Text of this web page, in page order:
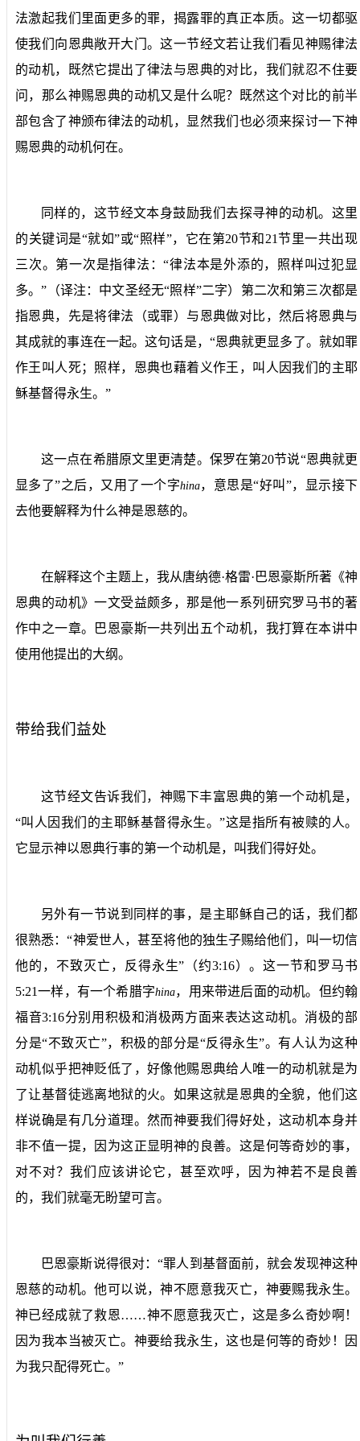
法激起我们里面更多的罪，揭露罪的真正本质。这一切都驱
使我们向恩典敞开大门。这一节经文若让我们看见神赐律法
的动机，既然它提出了律法与恩典的对比，我们就忍不住要
问，那么神赐恩典的动机又是什么呢？既然这个对比的前半
部包含了神颁布律法的动机，显然我们也必须来探讨一下神
赐恩典的动机何在。
同样的，这节经文本身鼓励我们去探寻神的动机。这里
的关键词是“就如”或“照样”，它在第20节和 21节里一共出现
三次。第一次是指律法：“律法本是外添的，照样叫过犯显
多。”（译注：中文圣经无“照样”二字）第二次和第三次都是
指恩典，先是将律法（或罪）与恩典做对比，然后将恩典与
其成就的事连在一起。这句话是，“恩典就更显多了。就如罪
作王叫人死；照样，恩典也藉着义作王，叫人因我们的主耶
稣基督得永生。”
这一点在希腊原文里更清楚。保罗在第20节说“恩典就更
显多了”之后，又用了一个字hina，意思是“好叫”，显示接下
去他要解释为什么神是恩慈的。
在解释这个主题上，我从唐纳德·格雷·巴恩豪斯所著《神
恩典的动机》一文受益颇多，那是他一系列研究罗马书的著
作中之一章。巴恩豪斯一共列出五个动机，我打算在本讲中
使用他提出的大纲。
带给我们益处
这节经文告诉我们，神赐下丰富恩典的第一个动机是，
“叫人因我们的主耶稣基督得永生。”这是指所有被赎的人。
它显示神以恩典行事的第一个动机是，叫我们得好处。
另外有一节说到同样的事，是主耶稣自己的话，我们都
很熟悉：“神爱世人，甚至将他的独生子赐给他们，叫一切信
他的，不致灭亡，反得永生”（约3:16）。这一节和罗马书
5:21一样，有一个希腊字hina，用来带进后面的动机。但约翰
福音3:16分别用积极和消极两方面来表达这动机。消极的部
分是“不致灭亡”，积极的部分是“反得永生”。有人认为这种
动机似乎把神贬低了，好像他赐恩典给人唯一的动机就是为
了让基督徒逃离地狱的火。如果这就是恩典的全貌，他们这
样说确是有几分道理。然而神要我们得好处，这动机本身并
非不值一提，因为这正显明神的良善。这是何等奇妙的事，
对不对？我们应该讲论它，甚至欢呼，因为神若不是良善
的，我们就毫无盼望可言。
巴恩豪斯说得很对：“罪人到基督面前，就会发现神这种
恩慈的动机。他可以说，神不愿意我灭亡，神要赐我永生。
神已经成就了救恩……神不愿意我灭亡，这是多么奇妙啊！
因为我本当被灭亡。神要给我永生，这也是何等的奇妙！因
为我只配得死亡。”